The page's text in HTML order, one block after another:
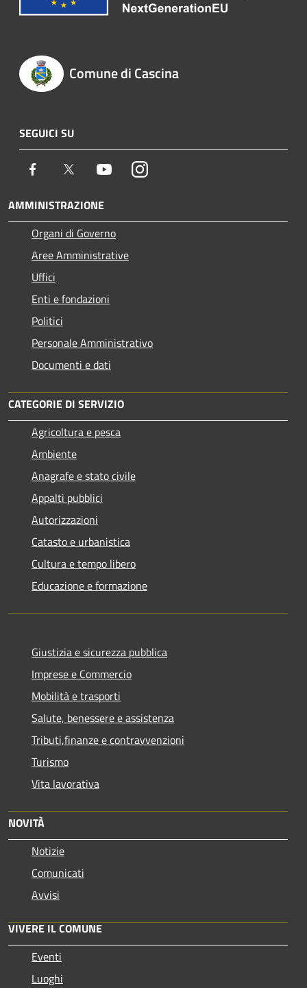
Comune di Cascina
SEGUICI SU
Facebook Twitter YoutubeInstagram
AMMINISTRAZIONE
Organi di Governo
Aree Amministrative
Uffici
Enti e fondazioni
Politici
Personale Amministrativo
Documenti e dati
CATEGORIE DI SERVIZIO
Agricoltura e pesca
Ambiente
Anagrafe e stato civile
Appalti pubblici
Autorizzazioni
Catasto e urbanistica
Cultura e tempo libero
Educazione e formazione
Giustizia e sicurezza pubblica
Imprese e Commercio
Mobilità e trasporti
Salute, benessere e assistenza
Tributi,finanze e contravvenzioni
Turismo
Vita lavorativa
NOVITÀ
Notizie
Comunicati
Avvisi
VIVERE IL COMUNE
Eventi
Luoghi